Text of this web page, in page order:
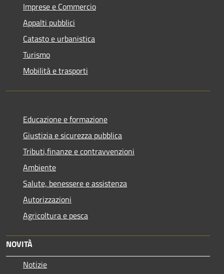
Imprese e Commercio
Appalti pubblici
Catasto e urbanistica
Turismo
Mobilità e trasporti
Educazione e formazione
Giustizia e sicurezza pubblica
Tributi,finanze e contravvenzioni
Ambiente
Salute, benessere e assistenza
Autorizzazioni
Agricoltura e pesca
NOVITÀ
Notizie